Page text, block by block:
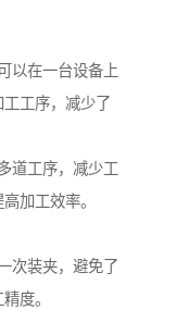
以在一台设备上
工序，减少了
道工序，减少工
加工效率。
次装夹，避免了
度。